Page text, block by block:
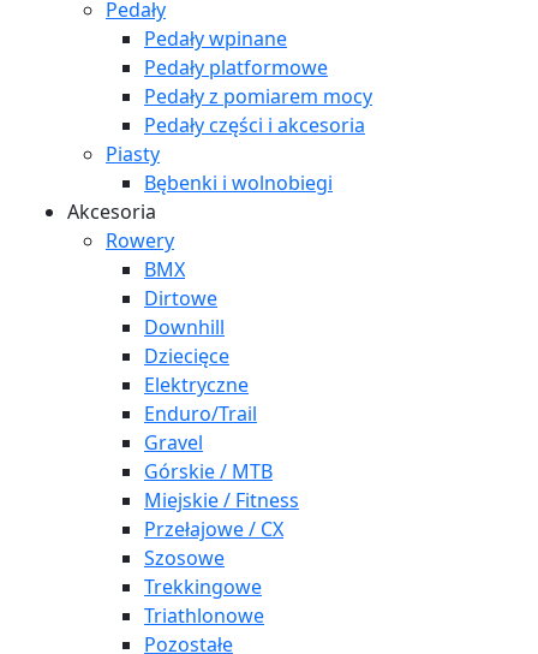
Pedały
Pedały wpinane
Pedały platformowe
Pedały z pomiarem mocy
Pedały części i akcesoria
Piasty
Bębenki i wolnobiegi
Akcesoria
Rowery
BMX
Dirtowe
Downhill
Dziecięce
Elektryczne
Enduro/Trail
Gravel
Górskie / MTB
Miejskie / Fitness
Przełajowe / CX
Szosowe
Trekkingowe
Triathlonowe
Pozostałe